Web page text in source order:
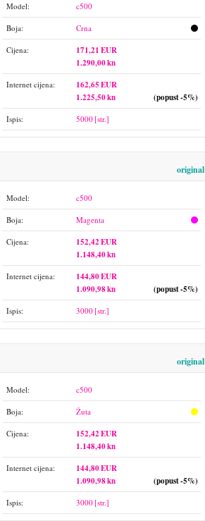
Model: c500
Boja: Crna
Cijena:
171,21 EUR
1.290,00 kn
Internet cijena:
162,65 EUR
1.225,50 kn
(popust -5%)
Ispis: 5000 [str.]
original
Model: c500
Boja: Magenta
Cijena:
152,42 EUR
1.148,40 kn
Internet cijena:
144,80 EUR
1.090,98 kn
(popust -5%)
Ispis: 3000 [str.]
original
Model: c500
Boja: Žuta
Cijena:
152,42 EUR
1.148,40 kn
Internet cijena:
144,80 EUR
1.090,98 kn
(popust -5%)
Ispis: 3000 [str.]